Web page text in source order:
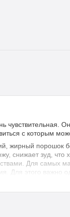
чувствительная.
с которым
жирный порошок
снижает зуд,
Для самых
Для этого
участки кожи